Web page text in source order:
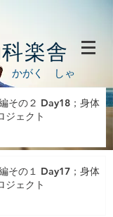
楽舎
かがく しゃ
その２ Day18；身体
ジェクト
その１ Day17；身体
ジェクト